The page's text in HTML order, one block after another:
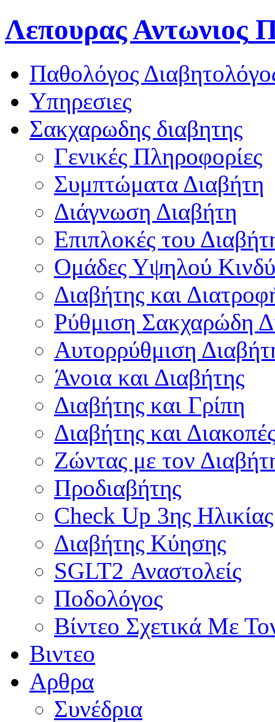
Λεπουρας Αντωνιος
Παθολόγος
Υπηρεσιες
Σακχαρωδης διαβητης
Γενικές Πληροφορίες
Συμπτώματα Διαβήτη
Διάγνωση Διαβήτη
Επιπλοκές του
Oμάδες Υψηλού
Διαβήτης και
Ρύθμιση Σακχαρώδη
Αυτορρύθμιση
Άνοια και Διαβήτης
Διαβήτης και Γρίπη
Διαβήτης και
Ζώντας με τον
Προδιαβήτης
Check Up 3ης Ηλικίας
Διαβήτης Κύησης
SGLT2 Αναστολείς
Ποδολόγος
Βίντεο Σχετικά Με
Βιντεο
Αρθρα
Συνέδρια